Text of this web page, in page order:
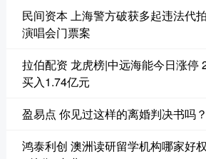
民间资本 上海警方破获多起违法代
演唱会门票案
拉伯配资 龙虎榜|中远海能今日涨停
买入1.74亿元
盈易点 你见过这样的离婚判决书吗？
鸿泰利创 澳洲读研留学机构哪家好